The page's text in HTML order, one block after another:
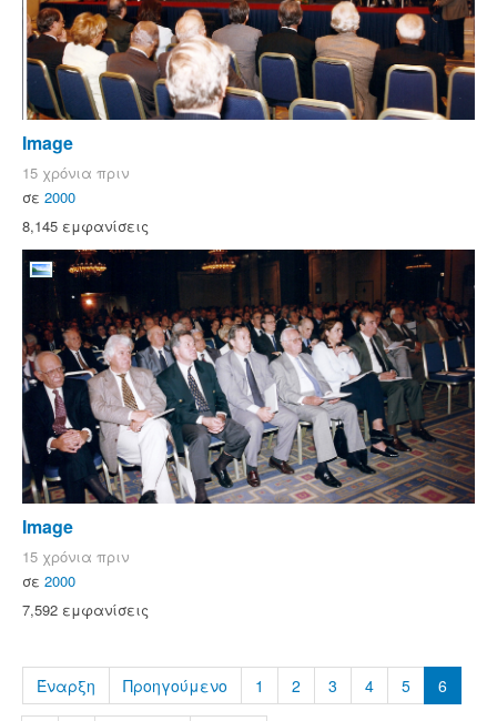
Image
15 χρόνια πριν
σε 2000
8,145 εμφανίσεις
Image
15 χρόνια πριν
σε 2000
7,592 εμφανίσεις
Έναρξη Προηγούμενο 1 2 3 4 5 6